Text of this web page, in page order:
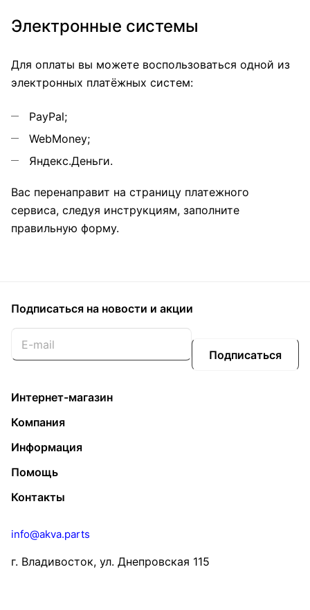
Электронные системы
Для оплаты вы можете воспользоваться одной из
электронных платёжных систем:
PayPal;
WebMoney;
Яндекс.Деньги.
Вас перенаправит на страницу платежного
сервиса, следуя инструкциям, заполните
правильную форму.
Подписаться на новости и акции
Подписаться
Интернет-магазин
Компания
Информация
Помощь
Контакты
info@akva.parts
г. Владивосток, ул. Днепровская 115